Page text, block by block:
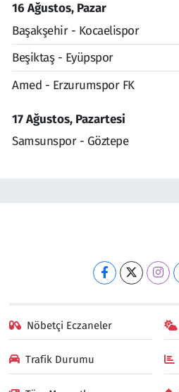
16 Ağustos, Pazar
Başakşehir - Kocaelispor
Beşiktaş - Eyüpspor
Amed - Erzurumspor FK
17 Ağustos, Pazartesi
Samsunspor - Göztepe
Nöbetçi Eczaneler
Trafik Durumu